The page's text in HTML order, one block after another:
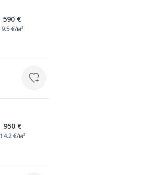
590 €
9.5 €/м²
950 €
14.2 €/м²